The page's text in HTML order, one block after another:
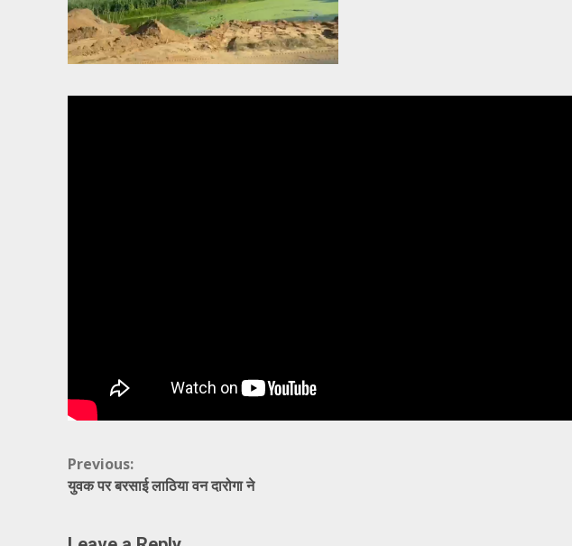
Continue
Reading
Previous:
युवक पर बरसाई लाठिया वन दारोगा ने